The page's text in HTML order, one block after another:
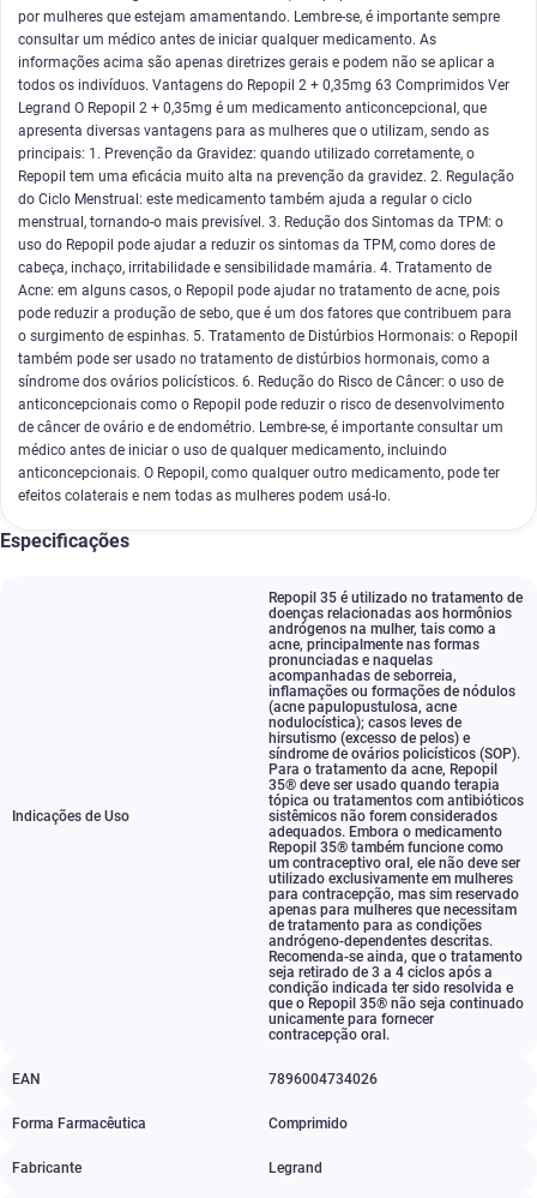
por mulheres que estejam amamentando. Lembre-se, é importante sempre
consultar um médico antes de iniciar qualquer medicamento. As
informações acima são apenas diretrizes gerais e podem não se aplicar a
todos os indivíduos. Vantagens do Repopil 2 + 0,35mg 63 Comprimidos Ver
Legrand O Repopil 2 + 0,35mg é um medicamento anticoncepcional, que
apresenta diversas vantagens para as mulheres que o utilizam, sendo as
principais: 1. Prevenção da Gravidez: quando utilizado corretamente, o
Repopil tem uma eficácia muito alta na prevenção da gravidez. 2. Regulação
do Ciclo Menstrual: este medicamento também ajuda a regular o ciclo
menstrual, tornando-o mais previsível. 3. Redução dos Sintomas da TPM: o
uso do Repopil pode ajudar a reduzir os sintomas da TPM, como dores de
cabeça, inchaço, irritabilidade e sensibilidade mamária. 4. Tratamento de
Acne: em alguns casos, o Repopil pode ajudar no tratamento de acne, pois
pode reduzir a produção de sebo, que é um dos fatores que contribuem para
o surgimento de espinhas. 5. Tratamento de Distúrbios Hormonais: o Repopil
também pode ser usado no tratamento de distúrbios hormonais, como a
síndrome dos ovários policísticos. 6. Redução do Risco de Câncer: o uso de
anticoncepcionais como o Repopil pode reduzir o risco de desenvolvimento
de câncer de ovário e de endométrio. Lembre-se, é importante consultar um
médico antes de iniciar o uso de qualquer medicamento, incluindo
anticoncepcionais. O Repopil, como qualquer outro medicamento, pode ter
efeitos colaterais e nem todas as mulheres podem usá-lo.
Especificações
Indicações de Uso
Repopil 35 é utilizado no tratamento de
doenças relacionadas aos hormônios
andrógenos na mulher, tais como a
acne, principalmente nas formas
pronunciadas e naquelas
acompanhadas de seborreia,
inflamações ou formações de nódulos
(acne papulopustulosa, acne
nodulocística); casos leves de
hirsutismo (excesso de pelos) e
síndrome de ovários policísticos (SOP).
Para o tratamento da acne, Repopil
35® deve ser usado quando terapia
tópica ou tratamentos com antibióticos
sistêmicos não forem considerados
adequados. Embora o medicamento
Repopil 35® também funcione como
um contraceptivo oral , ele não deve ser
utilizado exclusivamente em mulheres
para contracepção, mas sim reservado
apenas para mulheres que necessitam
de tratamento para as condições
andrógeno-dependentes descritas.
Recomenda-se ainda, que o tratamento
seja retirado de 3 a 4 ciclos após a
condição indicada ter sido resolvida e
que o Repopil 35® não seja continuado
unicamente para fornecer
contracepção oral.
EAN 7896004734026
Forma Farmacêutica Comprimido
Fabricante Legrand